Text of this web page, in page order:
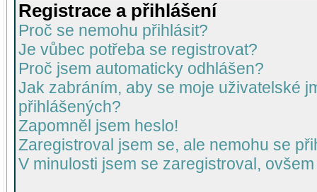
Registrace a přihlášení
Proč se nemohu přihlásit?
Je vůbec potřeba se registrovat?
Proč jsem automaticky odhlášen?
Jak zabráním, aby se moje uživatelské
přihlášených?
Zapomněl jsem heslo!
Zaregistroval jsem se, ale nemohu se
V minulosti jsem se zaregistroval,